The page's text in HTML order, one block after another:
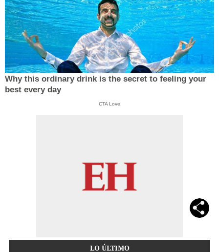
Why this ordinary drink is the secret to feeling your
best every day
CTA Love
LO ÚLTIMO